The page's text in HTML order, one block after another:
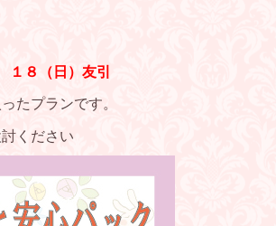
８（日）友引
プランです。
ください